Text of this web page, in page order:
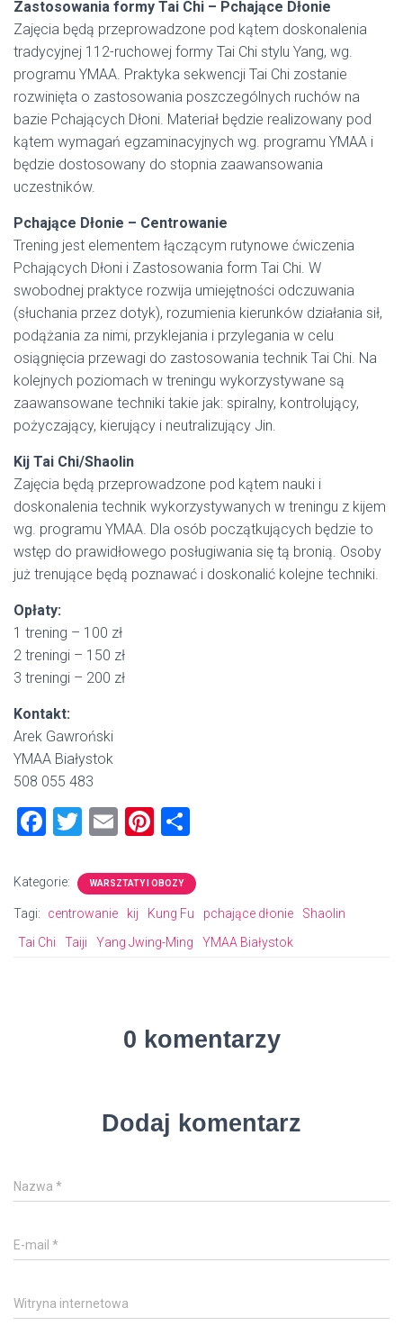
Zastosowania formy Tai Chi – Pchające Dłonie
Zajęcia będą przeprowadzone pod kątem doskonalenia
tradycyjnej 112-ruchowej formy Tai Chi stylu Yang, wg.
programu YMAA. Praktyka sekwencji Tai Chi zostanie
rozwinięta o zastosowania poszczególnych ruchów na
bazie Pchających Dłoni. Materiał będzie realizowany pod
kątem wymagań egzaminacyjnych wg. programu YMAA i
będzie dostosowany do stopnia zaawansowania
uczestników.
Pchające Dłonie – Centrowanie
Trening jest elementem łączącym rutynowe ćwiczenia
Pchających Dłoni i Zastosowania form Tai Chi. W
swobodnej praktyce rozwija umiejętności odczuwania
(słuchania przez dotyk), rozumienia kierunków działania sił,
podążania za nimi, przyklejania i przylegania w celu
osiągnięcia przewagi do zastosowania technik Tai Chi. Na
kolejnych poziomach w treningu wykorzystywane są
zaawansowane techniki takie jak: spiralny, kontrolujący,
pożyczający, kierujący i neutralizujący Jin.
Kij Tai Chi/Shaolin
Zajęcia będą przeprowadzone pod kątem nauki i
doskonalenia technik wykorzystywanych w treningu z kijem
wg. programu YMAA. Dla osób początkujących będzie to
wstęp do prawidłowego posługiwania się tą bronią. Osoby
już trenujące będą poznawać i doskonalić kolejne techniki.
Opłaty:
1 trening – 100 zł
2 treningi – 150 zł
3 treningi – 200 zł
Kontakt:
Arek Gawroński
YMAA Białystok
508 055 483
F
ce
b
o
T
tt
er
E
ai
Pi
er
es
t
ar
e
Kategorie: WARSZTATY I OBOZY
Tagi: centrowanie kij Kung Fu pchające dłonie
Shaolin
Tai Chi
Taiji Yang Jwing-Ming YMAA Białystok
0 komentarzy
Dodaj komentarz
Nazwa *
E-mail *
Witryna internetowa